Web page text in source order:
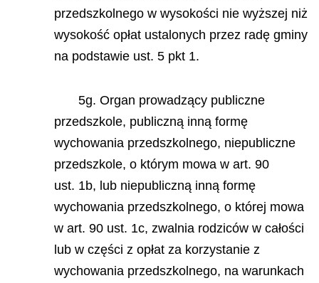
przedszkolnego w wysokości nie wyższej niż
wysokość opłat ustalonych przez radę gminy
na podstawie ust. 5 pkt 1.
5g. Organ prowadzący publiczne
przedszkole, publiczną inną formę
wychowania przedszkolnego, niepubliczne
przedszkole, o którym mowa w art. 90
ust. 1b, lub niepubliczną inną formę
wychowania przedszkolnego, o której mowa
w art. 90 ust. 1c, zwalnia rodziców w całości
lub w części z opłat za korzystanie z
wychowania przedszkolnego, na warunkach